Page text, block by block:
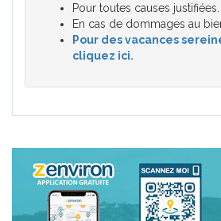
Pour toutes causes justifiées.
En cas de dommages au
Pour des vacances
cliquez ici.